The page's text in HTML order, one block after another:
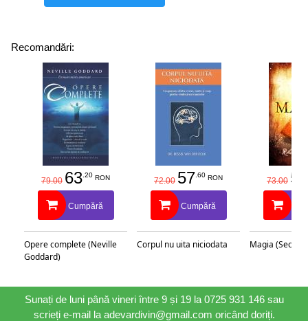
Recomandări:
79.00 63.20 RON
Cumpără
Opere complete (Neville
Goddard)
72.00 57.60 RON
Cumpără
Corpul nu uita niciodata
73.00 58
Magia
Sunați de luni până vineri între 9 și 19 la 0725 931 146 sau
scrieți e-mail la adevardivin@gmail.com oricând doriți.